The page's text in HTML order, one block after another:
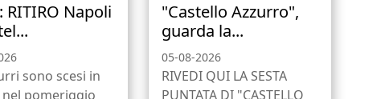
RITIRO Napoli
sono scesi in
pomeriggio
"Castello Azzurro",
guarda la...
05-08-2026
RIVEDI QUI LA SESTA
PUNTATA DI "CASTELLO